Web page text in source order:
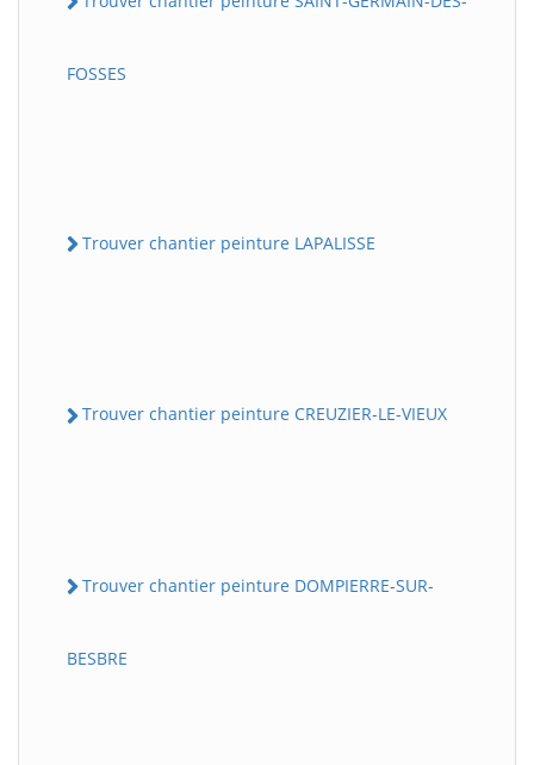
FOSSES
Trouver chantier peinture LAPALISSE
Trouver chantier peinture CREUZIER-LE-VIEUX
Trouver chantier peinture DOMPIERRE-SUR-
BESBRE